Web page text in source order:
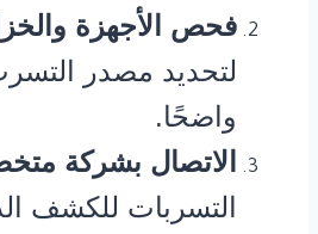
فحص الأجهزة
لتحديد مصدر
واضحًا.
الاتصال بشركة
التسربات للكشف